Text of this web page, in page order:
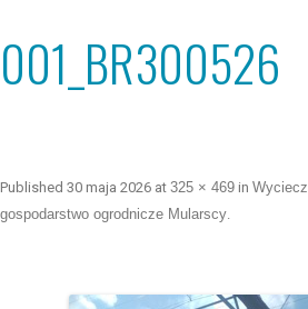
001_BR300526
Published 30 maja 2026 at 325 × 469 in
gospodarstwo ogrodnicze Mularscy.